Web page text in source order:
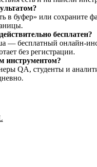
в буфер» или сохраните
бесплатен?
— бесплатный
без регистрации.
инструментом?
QA, студенты и